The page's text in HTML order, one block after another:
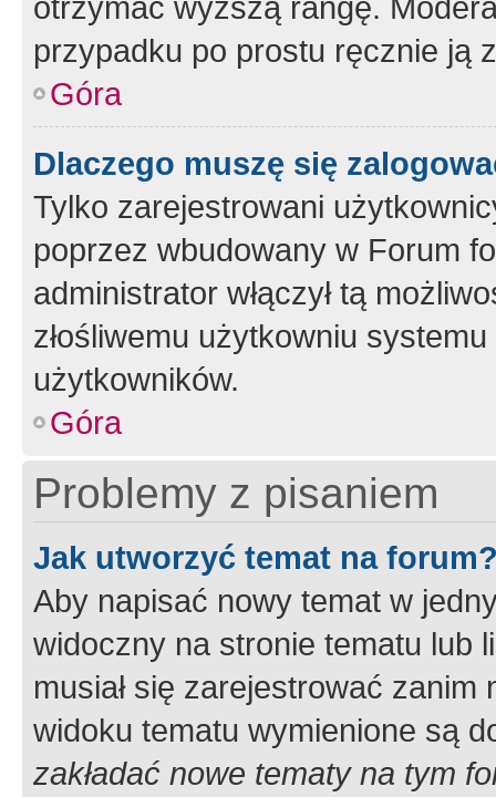
przypadku po prostu ręcznie ją
Góra
Dlaczego muszę się
Tylko zarejestrowani
poprzez wbudowany w Forum
administrator włączył tą
złośliwemu użytkowniu
użytkowników.
Góra
Problemy z pisaniem
Jak utworzyć temat na
Aby napisać nowy temat w
widoczny na stronie tematu lub
musiał się zarejestrować
widoku tematu wymienione są
zakładać nowe tematy na tym